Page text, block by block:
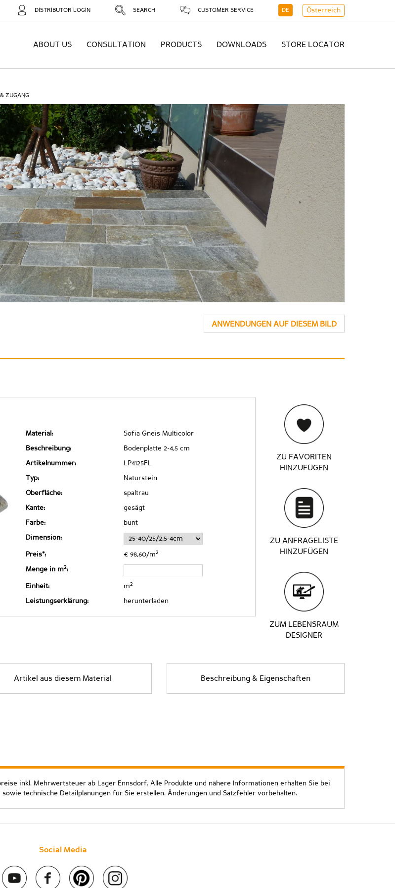
DISTRIBUTOR LOGIN SEARCH CUSTOMER SERVICE DE Österreich
ABOUT US CONSULTATION PRODUCTS DOWNLOADS STORE LOCATOR
ZUGANG
ANWENDUNGEN AUF DIESEM BILD
Material: Sofia Gneis Multicolor
Beschreibung: Bodenplatte 2-4,5 cm
Artikelnummer: LP4125FL
Typ: Naturstein
Oberfläche: spaltrau
Kante: gesägt
Farbe: bunt
Dimension:
Preis*: € 98,60/m2
Menge in m2:
Einheit: m2
Leistungserklärung: herunterladen
ZU FAVORITEN
HINZUFÜGEN
ZU ANFRAGELISTE
HINZUFÜGEN
ZUM LEBENSRAUM
DESIGNER
Artikel aus diesem Material Beschreibung & Eigenschaften
inkl. Mehrwertsteuer ab Lager Ennsdorf. Alle Produkte und nähere Informationen erhalten Sie bei
technische Detailplanungen für Sie erstellen. Änderungen und Satzfehler vorbehalten.
Social Media